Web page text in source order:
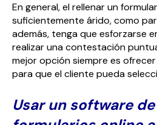
En general, el rellenar un
suficientemente árido, como
además, tenga que esforzarse
realizar una contestación
mejor opción siempre es
para que el cliente pueda
Usar un software